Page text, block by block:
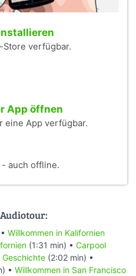
Store verfügbar.
App öffnen
eine App verfügbar.
auch offline.
Willkommen in Kalifornien
(1:31 min) • Carpool
Geschichte (2:02 min) •
• Willkommen in San Francisco